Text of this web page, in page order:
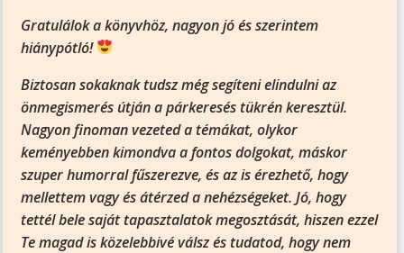
Gratulálok a könyvhöz, nagyon jó és szerintem
hiánypótló!
Biztosan sokaknak tudsz még segíteni elindulni az
önmegismerés útján a párkeresés tükrén keresztül.
Nagyon finoman vezeted a témákat, olykor
keményebben kimondva a fontos dolgokat, máskor
szuper humorral fűszerezve, és az is érezhető, hogy
mellettem vagy és átérzed a nehézségeket. Jó, hogy
tettél bele saját tapasztalatok megosztását, hiszen ezzel
Te magad is közelebbivé válsz és tudatod, hogy nem